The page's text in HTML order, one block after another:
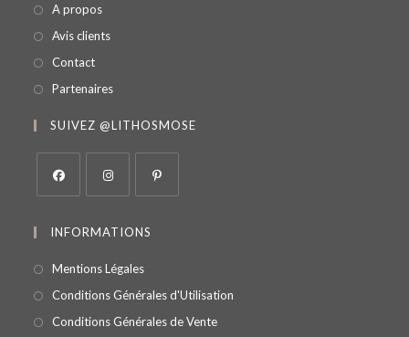
A propos
Avis clients
Contact
Partenaires
SUIVEZ @LITHOSMOSE
INFORMATIONS
Mentions Légales
Conditions Générales d'Utilisation
Conditions Générales de Vente